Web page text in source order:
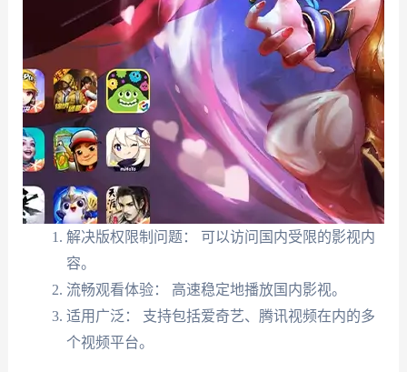
解决版权限制问题： 可以访问国内受限的影视内
容。
流畅观看体验： 高速稳定地播放国内影视。
适用广泛： 支持包括爱奇艺、腾讯视频在内的多
个视频平台。